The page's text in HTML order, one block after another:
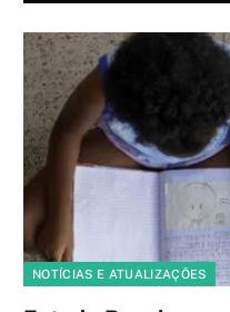
NOTÍCIAS E ATUALIZAÇÕES